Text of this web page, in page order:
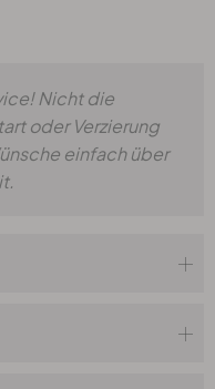
Nicht die
oder Verzierung
einfach über